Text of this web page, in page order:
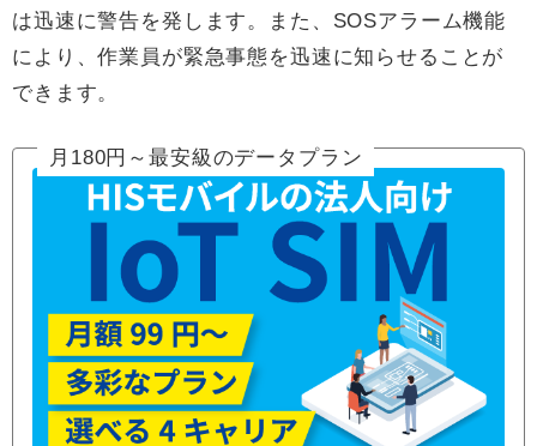
は迅速に警告を発します。また、SOSアラーム機能
により、作業員が緊急事態を迅速に知らせることが
できます。
月180円～最安級のデータプラン